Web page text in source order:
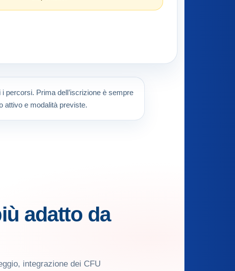
percorsi. Prima dell’iscrizione è sempre
attivo e modalità previste.
adatto da
integrazione dei CFU